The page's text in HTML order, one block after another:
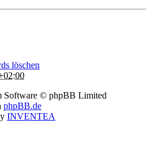
löschen
Software © phpBB Limited
phpBB.de
INVENTEA